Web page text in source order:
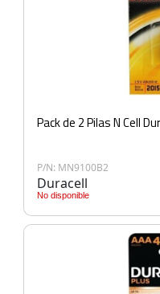
Pack de 2 Pilas N Cell
P/N: MN9100B2
Duracell
No disponible